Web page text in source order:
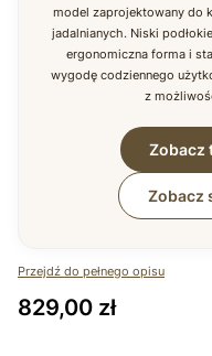
model zaprojektowany do
jadalnianych. Niski
ergonomiczna forma i
wygodę codziennego
z
Zobacz
Zobacz
Przejdź do pełnego opisu
Cena
829,00 zł